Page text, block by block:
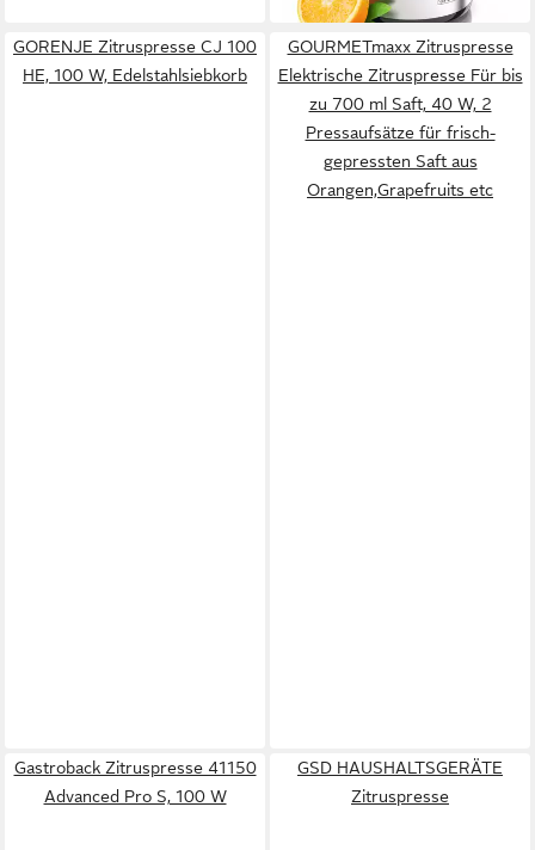
GORENJE Zitruspresse CJ 100
HE, 100 W, Edelstahlsiebkorb
GOURMETmaxx Zitruspresse
Elektrische Zitruspresse Für bis
zu 700 ml Saft, 40 W, 2
Pressaufsätze für frisch-
gepressten Saft aus
Orangen,Grapefruits etc
Gastroback Zitruspresse 41150
Advanced Pro S, 100 W
GSD HAUSHALTSGERÄTE
Zitruspresse